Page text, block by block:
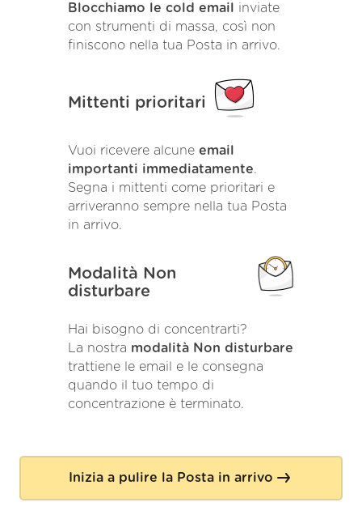
Blocchiamo le cold email
inviate
con strumenti di massa, così non
finiscono nella tua Posta in arrivo.
Mittenti prioritari
Vuoi ricevere alcune email
importanti immediatamente.
Segna i mittenti come prioritari e
arriveranno sempre nella tua Posta
in arrivo.
Modalità Non
disturbare
Hai bisogno di concentrarti?
La nostra modalità Non disturbare
trattiene le email e le consegna
quando il tuo tempo di
concentrazione è terminato.
Inizia a pulire la Posta in arrivo